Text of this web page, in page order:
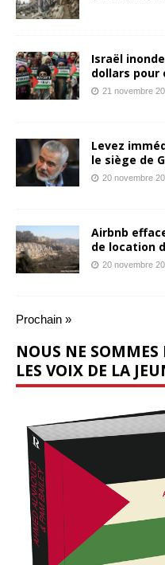
Israël
dollars pour
21 novembre
Levez
le siège de
20 novembre
Airbnb
de location
20 novembre
Prochain »
NOUS NE SOMMES
LES VOIX DE LA